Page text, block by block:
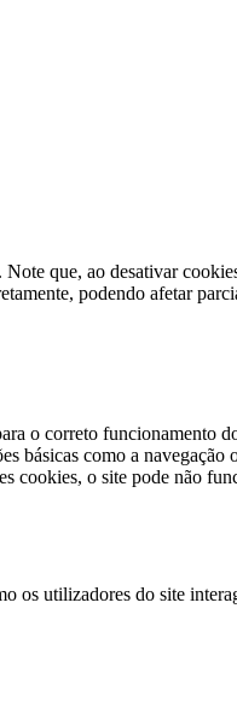
que, ao desativar
podendo afetar
o correto funcionamento
básicas como a navegação
cookies, o site pode não
os utilizadores do site